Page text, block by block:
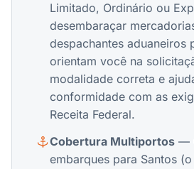
Limitado, Ordinário ou
desembaraçar
despachantes aduaneiros
orientam você na
modalidade correta e
conformidade com as
Receita Federal.
Cobertura Multiportos —
embarques para Santos